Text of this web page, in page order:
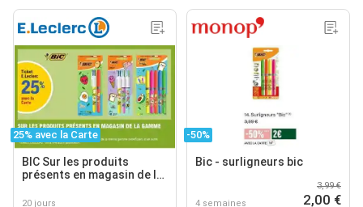
25% avec la Carte
BIC Sur les produits
présents en magasin de la
20 jours
-50%
Bic - surligneurs bic
4 semaines
3,99 €
2,00 €